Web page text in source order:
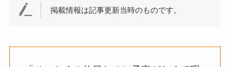
掲載情報は記事更新当時のものです。